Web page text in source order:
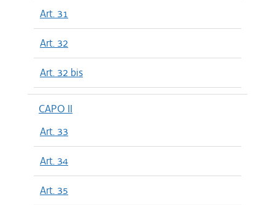
Art. 31
Art. 32
Art. 32 bis
CAPO II
Art. 33
Art. 34
Art. 35